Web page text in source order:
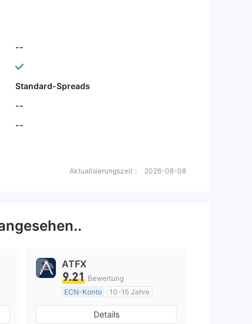
--
Standard-Spreads
--
--
Aktualisierungszeit： 2026-08-08
ATFX
9.21 Bewertung
ECN-Konto
10-15 Jahre
AustralienRegulierung
Market Making (MM)
Details